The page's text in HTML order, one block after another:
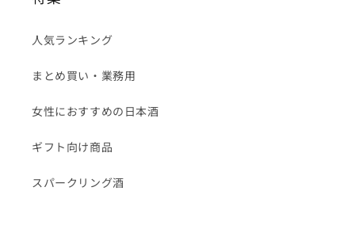
人気ランキング
まとめ買い・業務用
女性におすすめの日本酒
ギフト向け商品
スパークリング酒